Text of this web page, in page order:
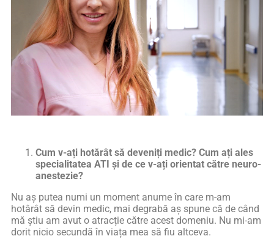
Cum v-ați hotărât să deveniți medic? Cum ați ales
specialitatea ATI și de ce v-ați orientat către neuro-
anestezie?
Nu aș putea numi un moment anume în care m-am
hotârât să devin medic, mai degrabă aș spune că de când
mă știu am avut o atracție către acest domeniu. Nu mi-am
dorit nicio secundă în viața mea să fiu altceva.